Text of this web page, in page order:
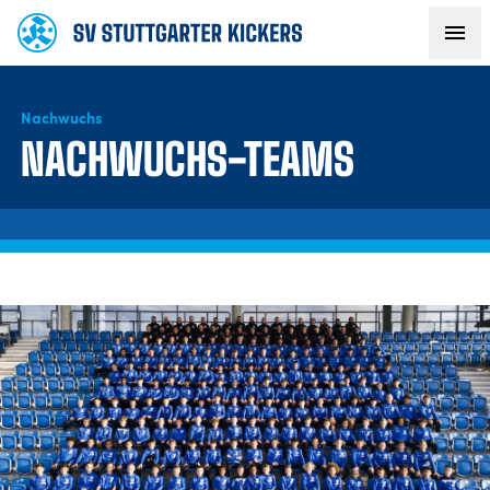
AKTUELLES
FANS
NACHWUCHS
BUSINESS
Nachwuchs
NACHWUCHS-TEAMS